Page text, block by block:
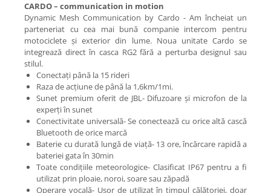
CARDO – communication in motion
Dynamic Mesh Communication by Cardo - Am încheiat un
parteneriat cu cea mai bună companie intercom pentru
motociclete și exterior din lume. Noua unitate Cardo se
integrează direct în casca RG2 fără a perturba designul sau
stilul.
Conectați până la 15 rideri
Raza de acțiune de până la 1,6km/1mi.
Sunet premium oferit de JBL- Difuzoare și microfon de la
experți în sunet
Conectivitate universală- Se conectează cu orice altă cască
Bluetooth de orice marcă
Baterie cu durată lungă de viață- 13 ore, încărcare rapidă a
bateriei gata în 30min
Toate condițiile meteorologice- Clasificat IP67 pentru a fi
utilizat prin ploaie, noroi, soare sau zăpadă
Operare vocală- Ușor de utilizat în timpul călătoriei, doar